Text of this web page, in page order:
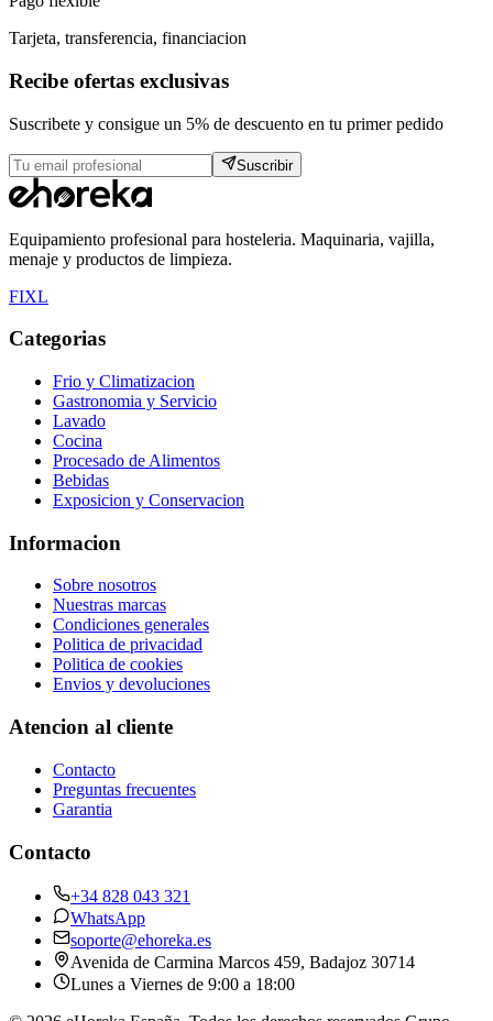
Tarjeta, transferencia, financiacion
Recibe ofertas exclusivas
Suscribete y consigue un 5% de descuento en tu primer pedido
Suscribir
Equipamiento profesional para hosteleria. Maquinaria, vajilla,
menaje y productos de limpieza.
FIXL
Categorias
Frio y Climatizacion
Gastronomia y Servicio
Lavado
Cocina
Procesado de Alimentos
Bebidas
Exposicion y Conservacion
Informacion
Sobre nosotros
Nuestras marcas
Condiciones generales
Politica de privacidad
Politica de cookies
Envios y devoluciones
Atencion al cliente
Contacto
Preguntas frecuentes
Garantia
Contacto
+34 828 043 321
WhatsApp
soporte@ehoreka.es
Avenida de Carmina Marcos 459, Badajoz 30714
Lunes a Viernes de 9:00 a 18:00